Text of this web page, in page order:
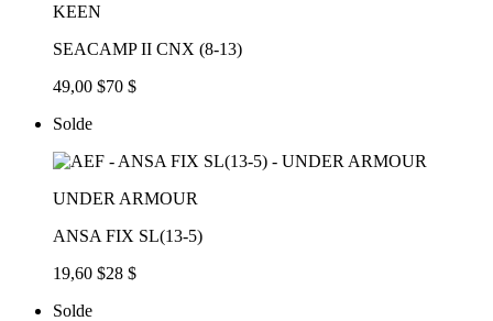
KEEN
SEACAMP II CNX (8-13)
49,00 $70 $
Solde
UNDER ARMOUR
ANSA FIX SL(13-5)
19,60 $28 $
Solde